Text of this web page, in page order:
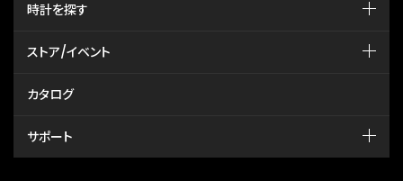
時計を探す
ストア/イベント
カタログ
サポート